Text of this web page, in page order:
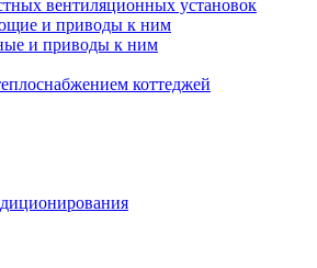
вентиляционных установок
и приводы к ним
и приводы к ним
коттеджей